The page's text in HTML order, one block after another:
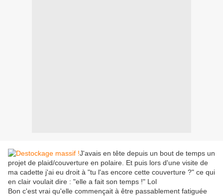
J'avais en tête depuis un bout de temps un
projet de plaid/couverture en polaire. Et puis lors d'une visite de
ma cadette j'ai eu droit à "tu l'as encore cette couverture ?" ce qui
en clair voulait dire : "elle a fait son temps !" Lol
Bon c'est vrai qu'elle commençait à être passablement fatiguée